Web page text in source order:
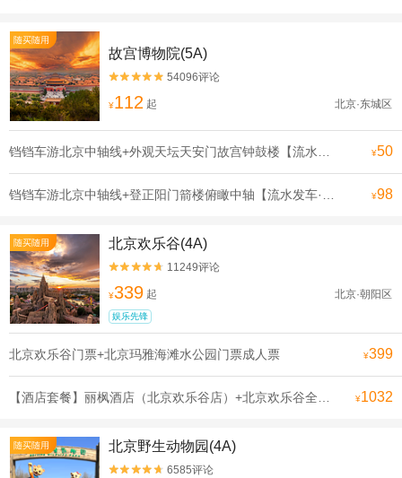
随买随用
故宫博物院(5A)

 54096评论
¥112 起 北京·东城区
¥50
¥98
随买随用 北京欢乐谷(4A)

 11249评论
¥339 起 北京·朝阳区
娱乐先锋
北京欢乐谷门票+北京玛雅海滩水公园门票成人票 ¥399
¥1032
随买随用 北京野生动物园(4A)

 6585评论